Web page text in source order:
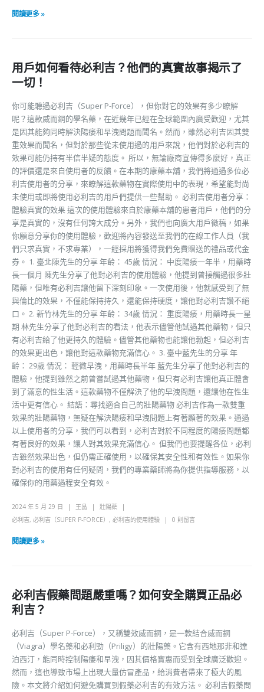
閱讀更多 »
用戶如何看待必利吉？他們的真實故事揭示了
一切！
你可能聽過必利吉（Super P-Force），但你對它的效果有多少瞭解
呢？這款威而鋼的學名藥，在近幾年已經在全球範圍內廣受歡迎，尤其
是因其能夠同時解決陽痿和早洩問題而聞名。然而，雖然必利吉因其雙
重效果而聞名，但對於那些從未使用過的用戶來說，他們對於必利吉的
效果可能仍持有半信半疑的態度。 所以，無論廠商宣傳得多麼好，真正
的評價還是來自使用者的反饋。在本期的康藥本舖，我們將通過多位必
利吉使用者的分享，來瞭解這款藥物在實際使用中的表現，希望能對尚
未使用或即將使用必利吉的用戶們提供一些幫助。 必利吉使用者分享：
體驗真實的效果 這次的使用體驗來自於康藥本舖的患者用戶，他們的分
享是真實的，沒有任何誇大成分。另外，我們也向廣大用戶徵稿，如果
你願意分享你的使用體驗，歡迎將內容發送至我們的在線工作人員（我
們只求真實，不求專業），一經採用將獲得我們免費贈送的禮品或代金
券。 1. 臺北陳先生的分享 年齡： 45歲 情況： 中度陽痿一年半，用藥時
長一個月 陳先生分享了他對必利吉的使用體驗，他提到曾接觸過很多壯
陽藥，但唯有必利吉讓他留下深刻印象。一次使用後，他就感受到了無
與倫比的效果，不僅能保持持久，還能保持硬度，讓他對必利吉讚不絕
口。 2. 新竹林先生的分享 年齡： 34歲 情況： 重度陽痿，用藥時長一星
期 林先生分享了他對必利吉的看法，他表示儘管他試過其他藥物，但只
有必利吉給了他更持久的體驗。儘管其他藥物也能讓他勃起，但必利吉
的效果更出色，讓他對這款藥物充滿信心。 3. 臺中藍先生的分享 年
齡： 29歲 情況： 輕微早洩，用藥時長半年 藍先生分享了他對必利吉的
體驗，他提到雖然之前曾嘗試過其他藥物，但只有必利吉讓他真正體會
到了滿意的性生活。這款藥物不僅解決了他的早洩問題，還讓他在性生
活中更有信心。 結語：尋找適合自己的壯陽藥物 必利吉作為一款雙重
效果的壯陽藥物，無疑在解決陽痿和早洩問題上有著顯著的效果。通過
以上使用者的分享，我們可以看到，必利吉對於不同程度的陽痿問題都
有著良好的效果，讓人對其效果充滿信心。 但我們也要提醒各位，必利
吉雖然效果出色，但仍需正確使用，以確保其安全性和有效性。如果你
對必利吉的使用有任何疑問，我們的專業藥師將為你提供指導服務，以
確保你的用藥過程安全有效。
2024 年 5 月 29 日 王晶
壯陽藥
必利吉, 必利吉（SUPER P-FORCE） , 必利吉的使用體驗 0 則留言
閱讀更多 »
必利吉假藥問題嚴重嗎？如何安全購買正品必
利吉？
必利吉（Super P-Force），又稱雙效威而鋼，是一款結合威而鋼
（Viagra）學名藥和必利勁（Priligy）的壯陽藥。它含有西地那非和達
泊西汀，能同時控制陽痿和早洩，因其價格實惠而受到全球廣泛歡迎。
然而，這也導致市場上出現大量仿冒產品，給消費者帶來了極大的風
險。本文將介紹如何避免購買到假藥必利吉的有效方法。 必利吉假藥問